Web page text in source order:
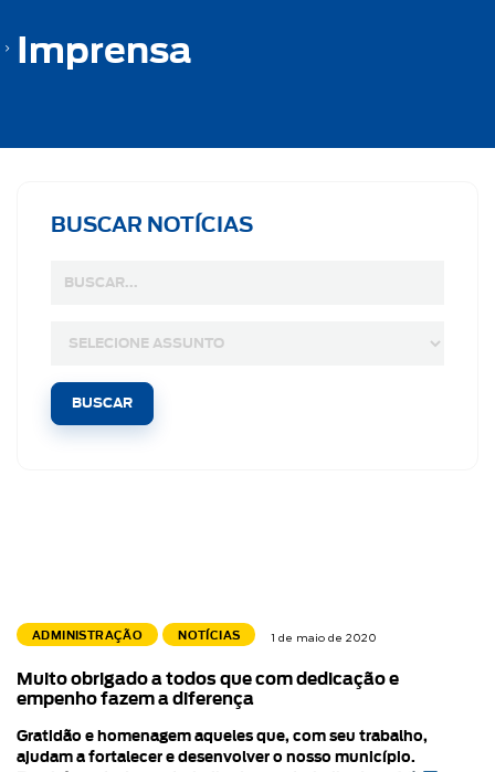
Imprensa
BUSCAR NOTÍCIAS
ADMINISTRAÇÃO NOTÍCIAS 1 de maio de 2020
Muito obrigado a todos que com dedicação e
empenho fazem a diferença
Gratidão e homenagem aqueles que, com seu trabalho,
ajudam a fortalecer e desenvolver o nosso município.